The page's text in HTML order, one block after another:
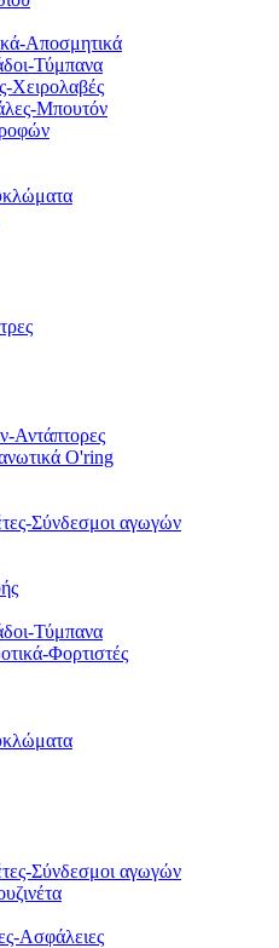
Αποσμητικά
Τύμπανα
Χειρολαβές
Μπουτόν
Αντάπτορες
O'ring
Σύνδεσμοι αγωγών
Τύμπανα
Φορτιστές
Σύνδεσμοι αγωγών
Ασφάλειες